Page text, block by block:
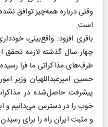
وقتی درباره همه‌چیز توافق
است.
باقری افزود: واقع‌بینی،
چهار سال گذشته لازمه
طرف‌های مذاکراتی ما فرا
حسین امیرعبداللهیان وزیر
پیشرفت حاصل‌شده در
خوب را در دسترس می‌دانیم و
و مثبت ایران راه را برای